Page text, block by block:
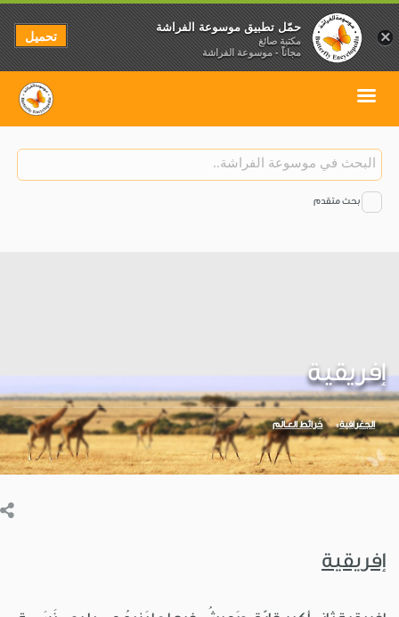
بحث متقدم
إفريقية
الجغرافية خَرائط العـالَم
إفريقية
×
حمّل تطبيق موسوعة الفراشة
مكتبة صائغ
مجاناً - موسوعة الفراشة
تحميل